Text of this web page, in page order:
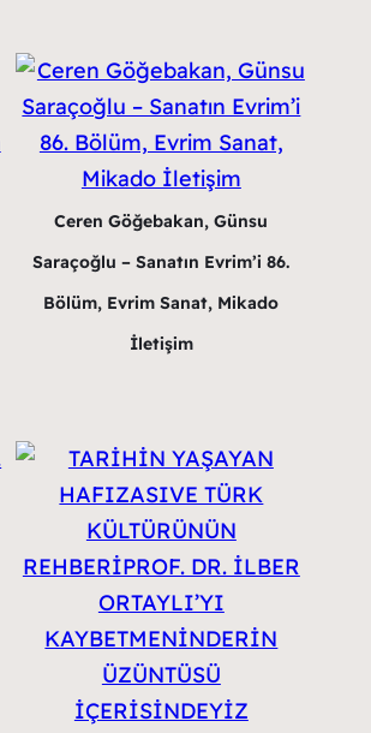
Ceren Göğebakan, Günsu
Saraçoğlu – Sanatın Evrim’i 86.
Bölüm, Evrim Sanat, Mikado
İletişim